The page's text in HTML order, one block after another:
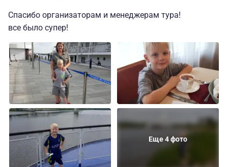
Спасибо организаторам и менеджерам тура!
все было супер!
Еще 4 фото